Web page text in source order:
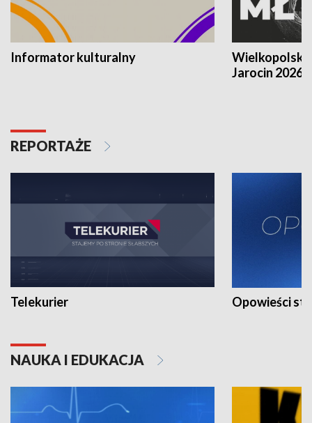
Informator kulturalny
Jarocin 2026
REPORTAŻE
Telekurier Opowieści
NAUKA I EDUKACJA